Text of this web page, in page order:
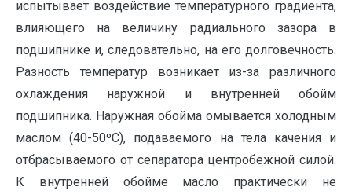
испытывает воздействие температурного градиента,
влияющего на величину радиального зазора в
подшипнике и, следовательно, на его долговечность.
Разность температур возникает из-за различного
охлаждения наружной и внутренней обойм
подшипника. Наружная обойма омывается холодным
маслом (40-50ºС), подаваемого на тела качения и
отбрасываемого от сепаратора центробежной силой.
К внутренней обойме масло практически не